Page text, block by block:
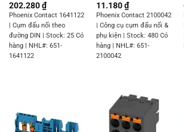
202.280₫
Phoenix Contact 1641122
| Cụm đấu nối theo
đường DIN | Stock: 25 Có
hàng | NHL#: 651-
1641122
11.180₫
Phoenix Contact 2100042
| Công cụ cụm đấu nối &
phụ kiện | Stock: 480 Có
hàng | NHL#: 651-
2100042